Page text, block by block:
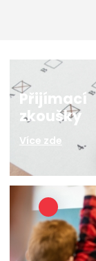
Přijímací
zkoušky
Více zde